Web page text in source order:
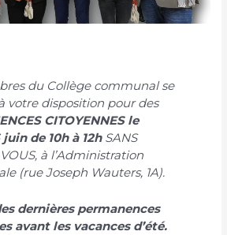
du Collège communal se
votre disposition pour des
CITOYENNES le
de 10h à 12hSANS
à l’Administration
(rue Joseph Wauters, 1A).
dernières permanences
avant les vacances d’été.